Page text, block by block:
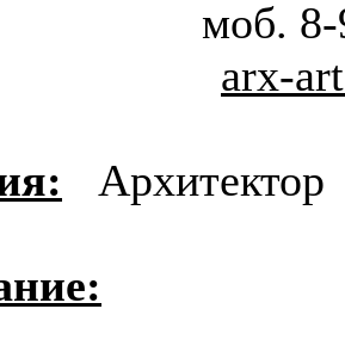
arx-
Архитектор